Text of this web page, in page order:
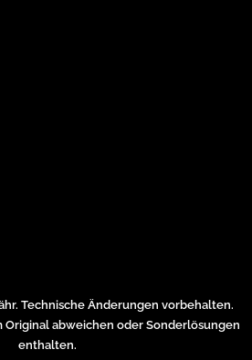
Technische Änderungen vorbehalten.
abweichen oder Sonderlösungen
enthalten.